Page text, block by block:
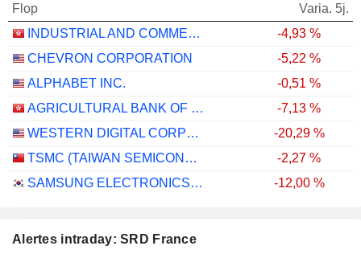
Flop
Varia. 5j.
INDUSTRIAL AND COMMERCIAL BANK OF CHINA LIMITED
-4,93 %
CHEVRON CORPORATION
-5,22 %
ALPHABET INC.
-0,51 %
AGRICULTURAL BANK OF CHINA LIMITED
-7,13 %
WESTERN DIGITAL CORPORATION
-20,29 %
TSMC (TAIWAN SEMICONDUCTOR MANUFACTURING COMPANY)
-2,27 %
SAMSUNG ELECTRONICS CO., LTD.
-12,00 %
Alertes intraday: SRD France